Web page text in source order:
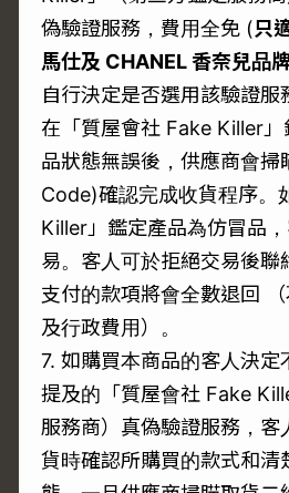
偽驗證服務，費用全免 (只
馬仕及 CHANEL香奈兒品
自行決定是否選用該驗證服
在「質屋會社 Fake Killer
品狀態無誤後，供應商會掃
Code)確認完成收貨程序。
Killer」鑑定產品為仿冒品
易。客人可於拒絕交易後聯
支付的款項將會全數退回
及行政費用）。
7. 如購買本商品的客人決定
提及的「質屋會社 Fake
服務商）真偽驗證服務，客
貨時確認所購買的款式和清